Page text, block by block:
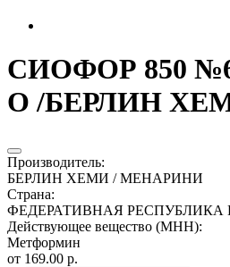
СИОФОР 850
О /БЕРЛИН
Производитель:
БЕРЛИН ХЕМИ / МЕНАРИНИ
Страна:
ФЕДЕРАТИВНАЯ РЕСПУБЛИКА
Действующее вещество (МНН):
Метформин
от 169.00 р.